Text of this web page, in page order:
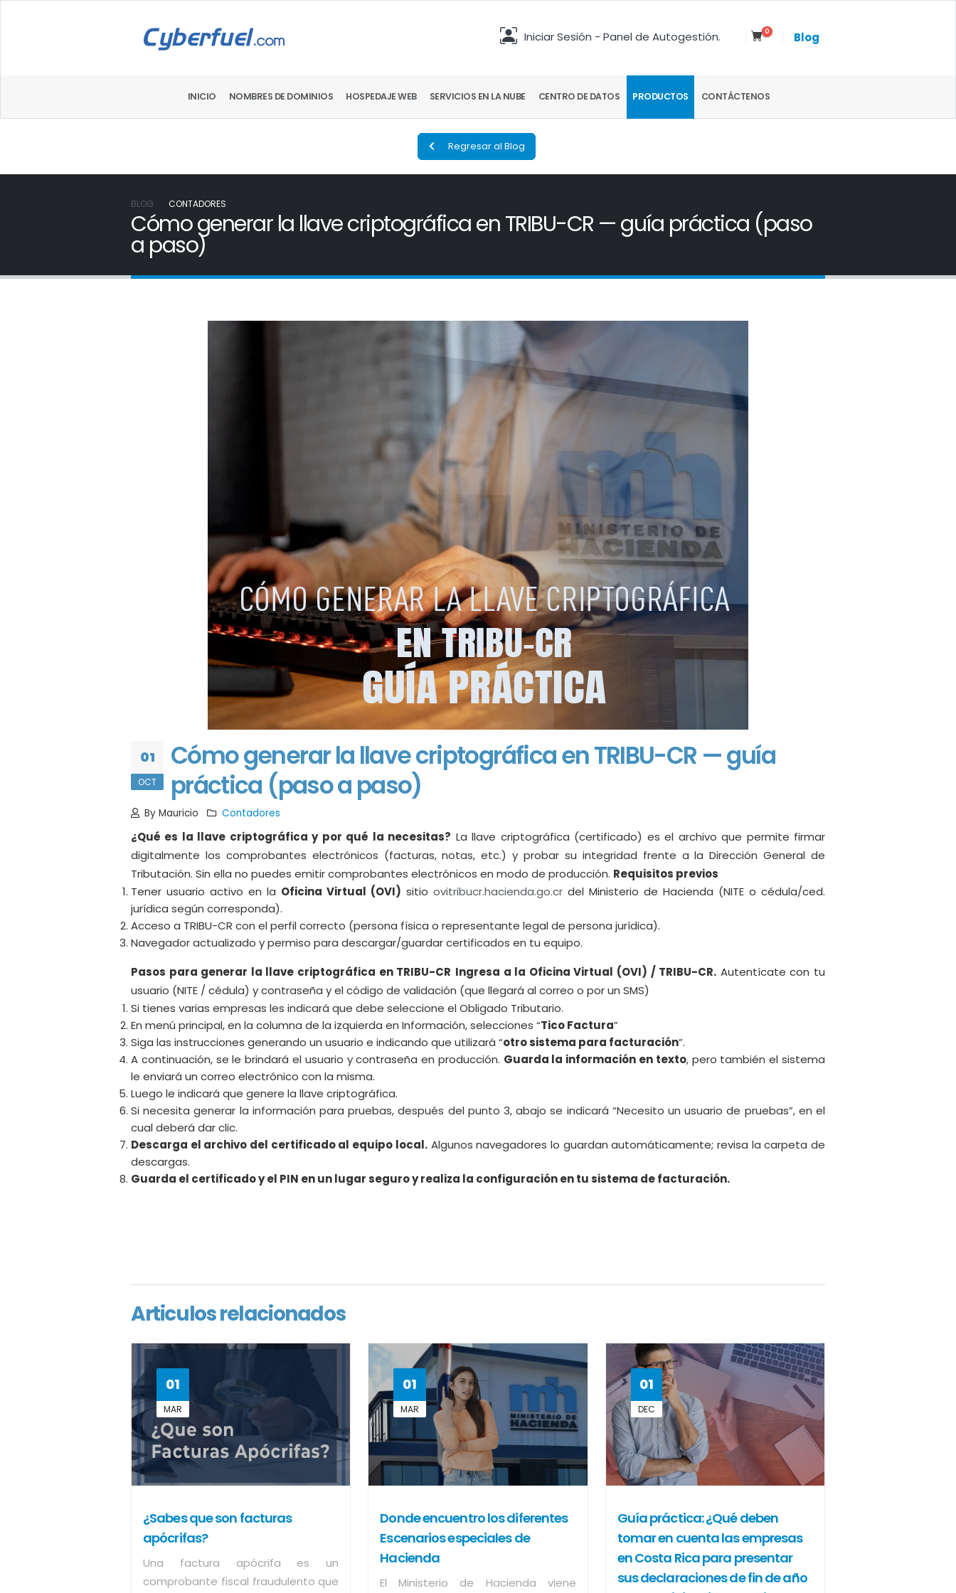
Iniciar Sesión - Panel de Autogestión. 0 Blog
INICIO NOMBRES DE DOMINIOS HOSPEDAJE WEB SERVICIOS EN LA NUBE CENTRO DE DATOS PRODUCTOS CONTÁCTENOS
Regresar al Blog
BLOG CONTADORES
Cómo generar la llave criptográfica en TRIBU-CR — guía práctica (paso
a paso)
01
OCT
Cómo generar la llave criptográfica en TRIBU-CR — guía
práctica (paso a paso)
By Mauricio Contadores
¿Qué es la llave criptográfica y por qué la necesitas? La llave criptográfica (certificado) es el archivo que permite firmar
digitalmente los comprobantes electrónicos (facturas, notas, etc.) y probar su integridad frente a la Dirección General de
Tributación. Sin ella no puedes emitir comprobantes electrónicos en modo de producción. Requisitos previos
Tener usuario activo en la Oficina Virtual (OVI) sitio ovitribucr.hacienda.go.cr del Ministerio de Hacienda (NITE o cédula/ced.
jurídica según corresponda).
Acceso a TRIBU-CR con el perfil correcto (persona física o representante legal de persona jurídica).
Navegador actualizado y permiso para descargar/guardar certificados en tu equipo.
Pasos para generar la llave criptográfica en TRIBU-CR Ingresa a la Oficina Virtual (OVI) / TRIBU-CR. Autentícate con tu
usuario (NITE / cédula) y contraseña y el código de validación (que llegará al correo o por un SMS)
Si tienes varias empresas les indicará que debe seleccione el Obligado Tributario.
En menú principal, en la columna de la izquierda en Información, selecciones “Tico Factura”
Siga las instrucciones generando un usuario e indicando que utilizará “otro sistema para facturación”.
A continuación, se le brindará el usuario y contraseña en producción. Guarda la información en texto, pero también el sistema
le enviará un correo electrónico con la misma.
Luego le indicará que genere la llave criptográfica.
Si necesita generar la información para pruebas, después del punto 3, abajo se indicará “Necesito un usuario de pruebas”, en el
cual deberá dar clic.
Descarga el archivo del certificado al equipo local.Algunos navegadores lo guardan automáticamente; revisa la carpeta de
descargas.
Guarda el certificado y el PIN en un lugar seguro y realiza la configuración en tu sistema de facturación.
Articulos relacionados
01
MAR
¿Sabes que son facturas
apócrifas?
Una factura apócrifa es un
comprobante fiscal fraudulento que
01
MAR
Donde encuentro los diferentes
Escenarios especiales de
Hacienda
El Ministerio de Hacienda viene
01
DEC
Guía práctica: ¿Qué deben
tomar en cuenta las empresas
en Costa Rica para presentar
sus declaraciones de fin de año